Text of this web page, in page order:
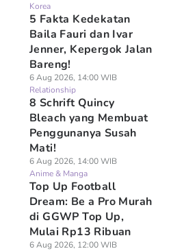
Korea
5 Fakta Kedekatan
Baila Fauri dan Ivar
Jenner, Kepergok Jalan
Bareng!
6 Aug 2026, 14:00 WIB
Relationship
8 Schrift Quincy
Bleach yang Membuat
Penggunanya Susah
Mati!
6 Aug 2026, 14:00 WIB
Anime & Manga
Top Up Football
Dream: Be a Pro Murah
di GGWP Top Up,
Mulai Rp13 Ribuan
6 Aug 2026, 12:00 WIB